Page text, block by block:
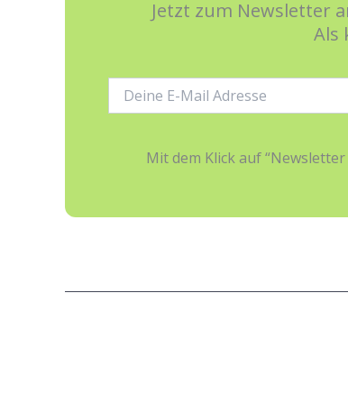
Jetzt zum Newsletter
Als
Mail-
Mit dem Klick auf